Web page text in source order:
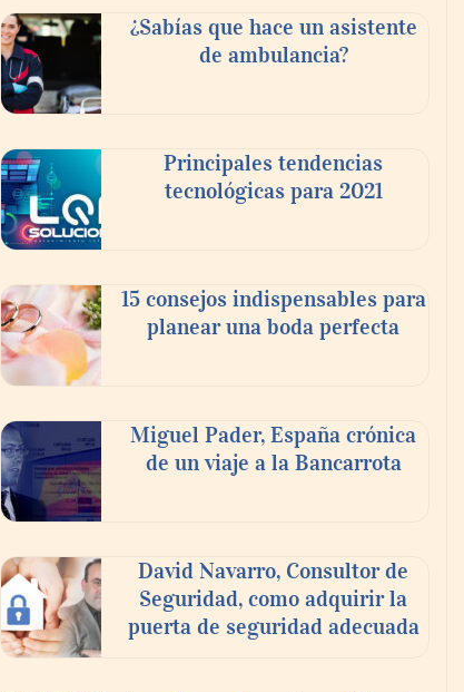
¿Sabías que hace un asistente
de ambulancia?
Principales tendencias
tecnológicas para 2021
15 consejos indispensables para
planear una boda perfecta
Miguel Pader, España crónica
de un viaje a la Bancarrota
David Navarro, Consultor de
Seguridad, como adquirir la
puerta de seguridad adecuada